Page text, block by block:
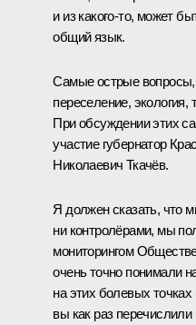
и из какого‑то, может
общий язык.
Самые острые
переселение, экология,
При обсуждении этих
участие губернатор
Николаевич Ткачёв.
Я должен сказать, что
ни контролёрами, мы
мониторингом
очень точно понимали
на этих болевых
вы как раз